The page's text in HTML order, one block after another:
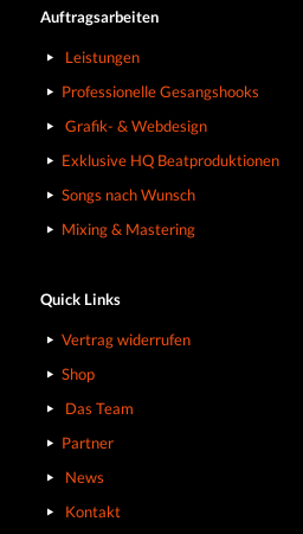
Auftragsarbeiten
Leistungen
Professionelle Gesangshooks
Grafik- & Webdesign
Exklusive HQ Beatproduktionen
Songs nach Wunsch
Mixing & Mastering
Quick Links
Vertrag widerrufen
Shop
Das Team
Partner
News
Kontakt